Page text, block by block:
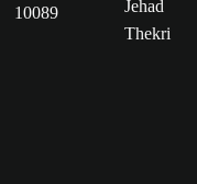
10089
Jehad
Thekri